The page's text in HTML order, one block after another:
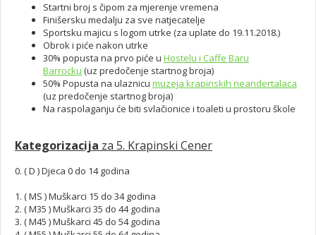
Startni broj s čipom za mjerenje vremena
Finišersku medalju za sve natjecatelje
Sportsku majicu s logom utrke (za uplate do 19.11.2018.)
Obrok i piće nakon utrke
30% popusta na prvo piće u Hostelu i Caffe Baru
Barrocku (uz predočenje startnog broja)
50% Popusta na ulaznicu muzeja krapinskih neandertalaca
(uz predočenje startnog broja)
Na raspolaganju će biti svlačionice i toaleti u prostoru škole
Kategorizacija za 5. Krapinski Cener
0. ( D ) Djeca 0 do 14 godina
1. ( MS ) Muškarci 15 do 34 godina
2. ( M35 ) Muškarci 35 do 44 godina
3. ( M45 ) Muškarci 45 do 54 godina